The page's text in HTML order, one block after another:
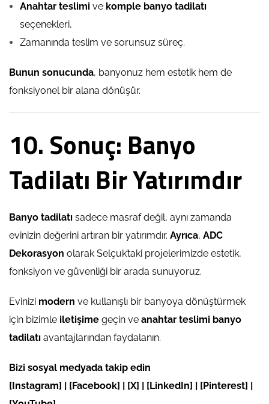
Anahtar teslimi ve komple banyo tadilatı
seçenekleri,
Zamanında teslim ve sorunsuz süreç.
Bunun sonucunda, banyonuz hem estetik hem de
fonksiyonel bir alana dönüşür.
10. Sonuç: Banyo
Tadilatı Bir Yatırımdır
Banyo tadilatı sadece masraf değil, aynı zamanda
evinizin değerini artıran bir yatırımdır. Ayrıca, ADC
Dekorasyon olarak Selçuk’taki projelerimizde estetik,
fonksiyon ve güvenliği bir arada sunuyoruz.
Evinizi modern ve kullanışlı bir banyoya dönüştürmek
için bizimle iletişime geçin ve anahtar teslimi banyo
tadilatı avantajlarından faydalanın.
Bizi sosyal medyada takip edin
[Instagram] | [Facebook] | [X] | [LinkedIn] | [Pinterest] |